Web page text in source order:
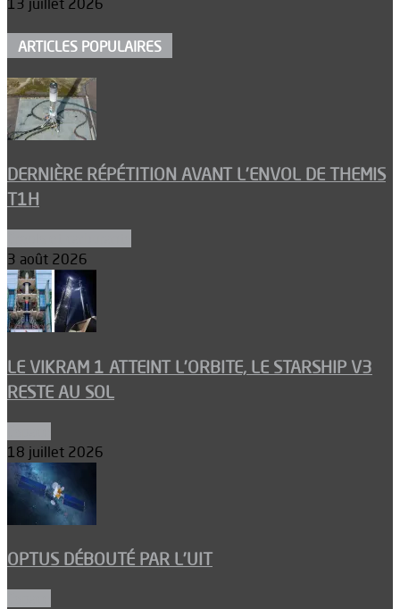
13 juillet 2026
ARTICLES POPULAIRES
DERNIÈRE RÉPÉTITION AVANT L’ENVOL DE THEMIS
T1H
3 août 2026
LE VIKRAM 1 ATTEINT L’ORBITE, LE STARSHIP V3
RESTE AU SOL
18 juillet 2026
OPTUS DÉBOUTÉ PAR L’UIT